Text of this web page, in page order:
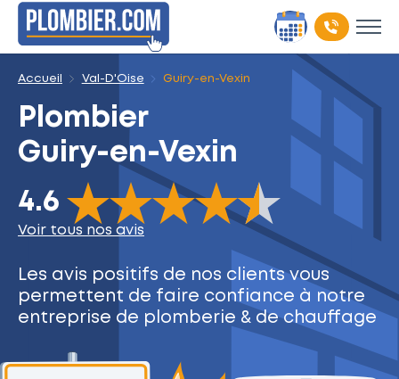
Accueil Val-D'Oise Guiry-en-Vexin
Plombier
Guiry-en-Vexin
4.6
The rating of this product is 4.6out of 5
Voir tous nos avis
Les avis positifs de nos clientsvous
permettent de faire confiance à notre
entreprise de plomberie & de chauffage